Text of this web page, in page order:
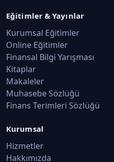
Eğitimler & Yayınlar
Kurumsal Eğitimler
Online Eğitimler
Finansal Bilgi Yarışması
Kitaplar
Makaleler
Muhasebe Sözlüğü
Finans Terimleri Sözlüğü
Kurumsal
Hizmetler
Hakkımızda